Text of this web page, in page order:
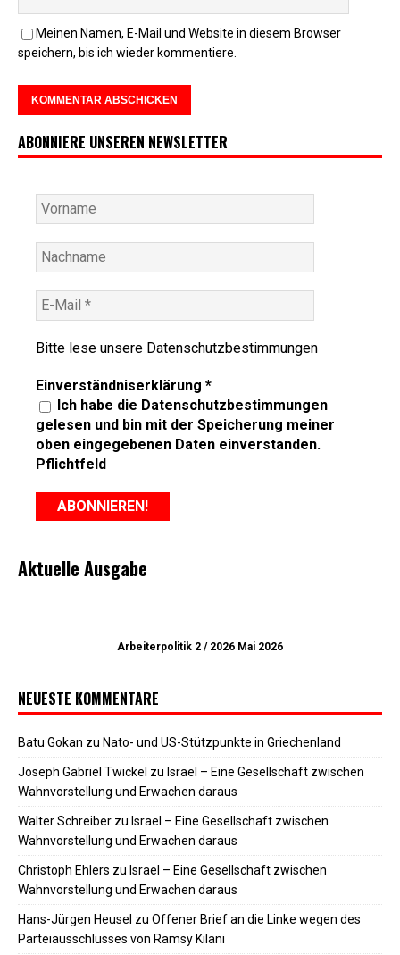
Meinen Namen, E-Mail und Website in diesem Browser
speichern, bis ich wieder kommentiere.
ABONNIERE UNSEREN NEWSLETTER
Bitte lese unsere Datenschutzbestimmungen
Einverständniserklärung *
Ich habe die Datenschutzbestimmungen
gelesen und bin mit der Speicherung meiner
oben eingegebenen Daten einverstanden.
Pflichtfeld
Aktuelle Ausgabe
Arbeiterpolitik 2 / 2026 Mai 2026
NEUESTE KOMMENTARE
Batu Gokan zu Nato- und US-Stützpunkte in Griechenland
Joseph Gabriel Twickel zu Israel – Eine Gesellschaft zwischen
Wahnvorstellung und Erwachen daraus
Walter Schreiber zu Israel – Eine Gesellschaft zwischen
Wahnvorstellung und Erwachen daraus
Christoph Ehlers zu Israel – Eine Gesellschaft zwischen
Wahnvorstellung und Erwachen daraus
Hans-Jürgen Heusel zu Offener Brief an die Linke wegen des
Parteiausschlusses von Ramsy Kilani